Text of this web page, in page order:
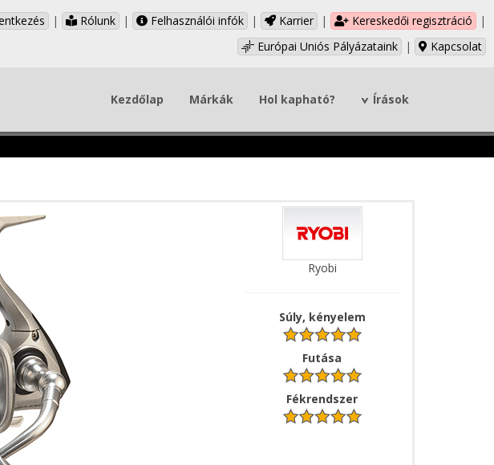
| Rólunk | Felhasználói infók | Karrier | Kereskedői regisztráció
|
Európai Uniós Pályázataink
| Kapcsolat
Kezdőlap Márkák Hol kapható? Írások
Ryobi
Súly, kényelem
Futása
Fékrendszer